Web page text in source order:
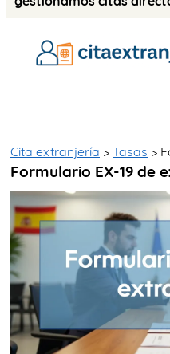
TASAS
TRÁMITES
OK
Cita extranjería > Tasas >
Formulario EX-19 de